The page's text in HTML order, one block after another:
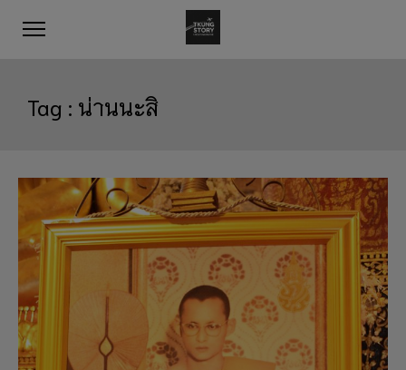
Tag : น่านนะสิ